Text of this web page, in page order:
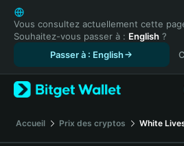
English
日本語
Tiếng Việt
Español (Latinoamérica)
Türkçe
Français
Deutsch
Vous consultez actuellement cette
Souhaitez-vous passer à : English ?
Passer à : English
Accueil Prix des cryptos White